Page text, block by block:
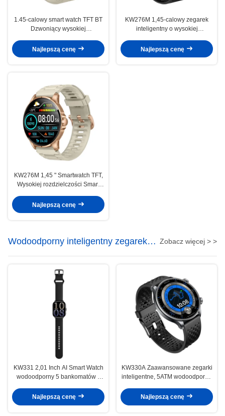
1.45-calowy smart watch TFT BT
Dzwoniący wysokiej
Monitoring zdrowia
Najlepszą cenę
KW276M 1,45-calowy zegarek
inteligentny o wysokiej
Bluetooth
Najlepszą cenę
KW276M 1,45 " Smartwatch TFT,
Wysokiej rozdzielczości Smart
Najlepszą cenę
Wodoodporny inteligentny zegarek
5ATM
Zobacz więcej > >
KW331 2,01 Inch AI Smart Watch
wodoodporny 5 bankomatów z
Najlepszą cenę
KW330A Zaawansowane zegarki
inteligentne, 5ATM wodoodporne
Najlepszą cenę